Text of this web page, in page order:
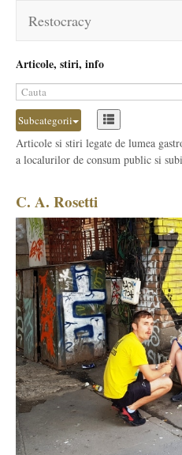
Restocracy
Articole, stiri, info
Subcategorii
Articole si stiri legate de lumea
a localurilor de consum public si
C. A. Rosetti